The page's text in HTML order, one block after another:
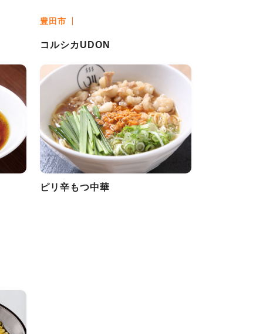
豊田市
コルシカUDON
ピリ辛もつ中華